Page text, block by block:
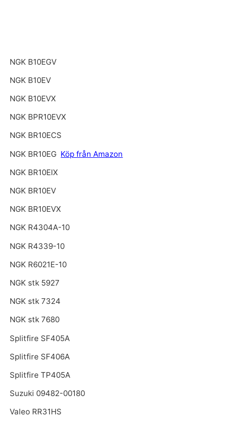
NGK B10EGV
NGK B10EV
NGK B10EVX
NGK BPR10EVX
NGK BR10ECS
NGK BR10EG Köp från Amazon
NGK BR10EIX
NGK BR10EV
NGK BR10EVX
NGK R4304A-10
NGK R4339-10
NGK R6021E-10
NGK stk 5927
NGK stk 7324
NGK stk 7680
Splitfire SF405A
Splitfire SF406A
Splitfire TP405A
Suzuki 09482-00180
Valeo RR31HS